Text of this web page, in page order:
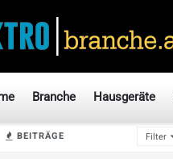
BEITRÄGE Filter
Branche Hausgeräte